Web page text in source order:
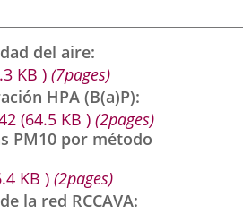
externa.externa.
del aire
KB ) (7pages)
HPA (B(a)P)
(64.5 KB ) (2pages)
PM10 por método
KB ) (2pages)
la red RCCAVA